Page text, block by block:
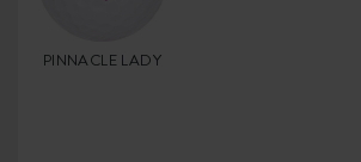
PINNACLE LADY